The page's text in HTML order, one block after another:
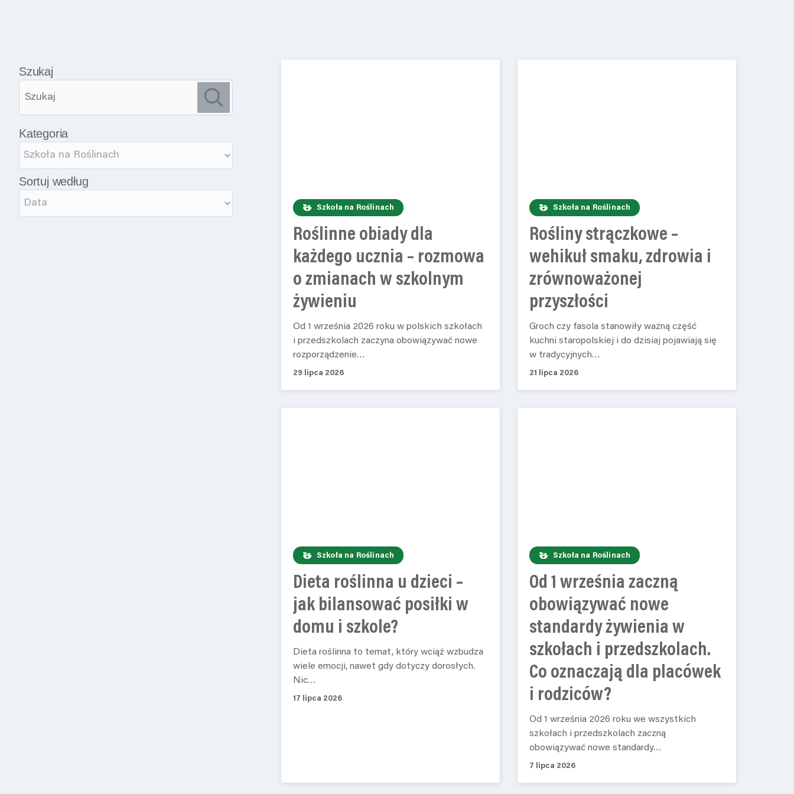
Szukaj
Kategoria
Sortuj według
Szkoła na Roślinach
Roślinne obiady dla
każdego ucznia – rozmowa
o zmianach w szkolnym
żywieniu
Od 1 września 2026 roku w polskich szkołach
i przedszkolach zaczyna obowiązywać nowe
rozporządzenie…
29 lipca 2026
Szkoła na Roślinach
Rośliny strączkowe –
wehikuł smaku, zdrowia i
zrównoważonej
przyszłości
Groch czy fasola stanowiły ważną część
kuchni staropolskiej i do dzisiaj pojawiają się
w tradycyjnych…
21 lipca 2026
Szkoła na Roślinach
Dieta roślinna u dzieci –
jak bilansować posiłki w
domu i szkole?
Dieta roślinna to temat, który wciąż wzbudza
wiele emocji, nawet gdy dotyczy dorosłych.
Nic…
17 lipca 2026
Szkoła na Roślinach
Od 1 września zaczną
obowiązywać nowe
standardy żywienia w
szkołach i przedszkolach.
Co oznaczają dla placówek
i rodziców?
Od 1 września 2026 roku we wszystkich
szkołach i przedszkolach zaczną
obowiązywać nowe standardy…
7 lipca 2026